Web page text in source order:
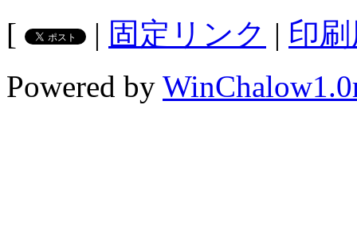
[
| 固定リンク | 印
Powered by